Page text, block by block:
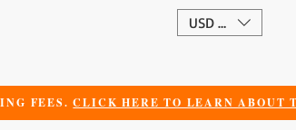
USD ($)
FEES.CLICK HERE TO LEARN ABOUT